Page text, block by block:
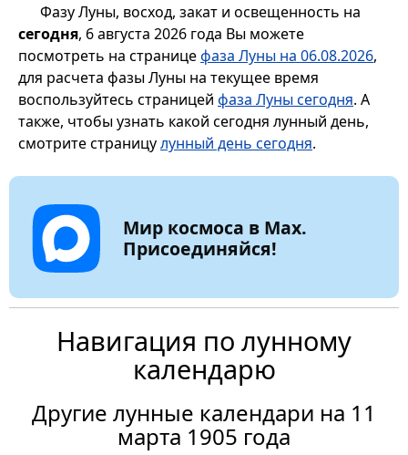
Фазу Луны, восход, закат и освещенность на
сегодня, 6 августа 2026 года Вы можете
посмотреть на страницефаза Луны на 06.08.2026,
для расчета фазы Луны на текущее время
воспользуйтесь страницей фаза Луны сегодня. А
также, чтобы узнать какой сегодня лунный день,
смотрите страницулунный день сегодня.
Мир космоса в Max.
Присоединяйся!
Навигация по лунному
календарю
Другие лунные календари на 11
марта 1905 года